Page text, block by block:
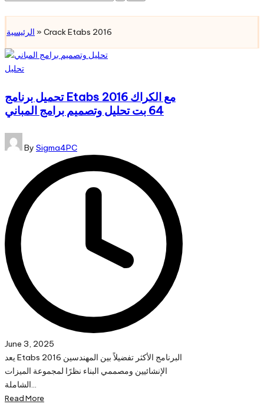
الرئيسية » Crack Etabs 2016
Posted
تحليل
تحميل برنامج Etabs 2016 مع الكراك
64 بت تحليل وتصميم برامج المباني
Posted
by
By Sigma4PC
June 3, 2025
يعد Etabs 2016 البرنامج الأكثر تفضيلاً بين المهندسين
الإنشائيين ومصممي البناء نظرًا لمجموعة الميزات
الشاملة…
Read More